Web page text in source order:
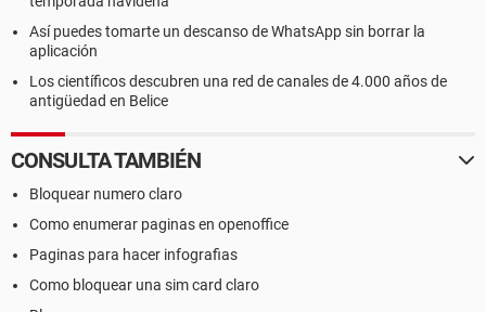
Así puedes tomarte un descanso de WhatsApp sin borrar la
aplicación
Los científicos descubren una red de canales de 4.000 años de
antigüedad en Belice
CONSULTA TAMBIÉN
Bloquear numero claro
Como enumerar paginas en openoffice
Paginas para hacer infografias
Como bloquear una sim card claro